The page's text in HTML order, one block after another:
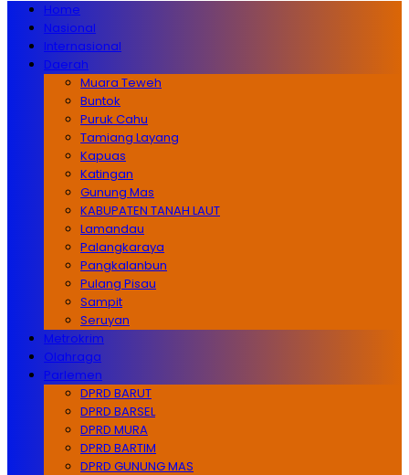
Home
Nasional
Internasional
Daerah
Muara Teweh
Buntok
Puruk Cahu
Tamiang Layang
Kapuas
Katingan
Gunung Mas
KABUPATEN TANAH LAUT
Lamandau
Palangkaraya
Pangkalanbun
Pulang Pisau
Sampit
Seruyan
Metrokrim
Olahraga
Parlemen
DPRD BARUT
DPRD BARSEL
DPRD MURA
DPRD BARTIM
DPRD GUNUNG MAS